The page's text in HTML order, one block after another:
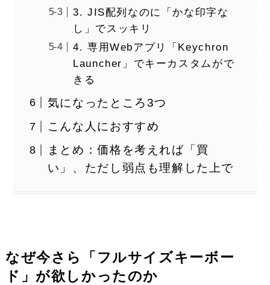
3. JIS配列なのに「かな印字な
し」でスッキリ
4. 専用Webアプリ「Keychron
Launcher」でキーカスタムがで
きる
気になったところ3つ
こんな人におすすめ
まとめ：価格を考えれば「買
い」、ただし弱点も理解した上で
なぜ今さら「フルサイズキーボー
ド」が欲しかったのか